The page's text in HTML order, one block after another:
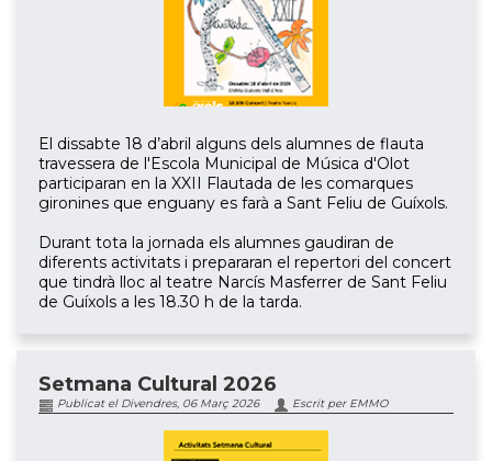
El dissabte 18 d’abril alguns dels alumnes de flauta
travessera de l'Escola Municipal de Música d'Olot
participaran en la XXII Flautada de les comarques
gironines que enguany es farà a Sant Feliu de Guíxols.
Durant tota la jornada els alumnes gaudiran de
diferents activitats i prepararan el repertori del concert
que tindrà lloc al teatre Narcís Masferrer de Sant Feliu
de Guíxols a les 18.30 h de la tarda.
Setmana Cultural 2026
Publicat el Divendres, 06 Març 2026 Escrit per EMMO